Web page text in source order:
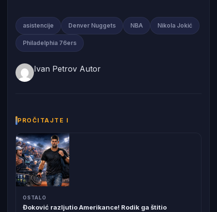
asistencije Denver Nuggets NBA Nikola Jokić
Philadelphia 76ers
Ivan Petrov Autor
PROČITAJTE I
OSTALO
Đoković razljutio Amerikance! Rodik ga štitio